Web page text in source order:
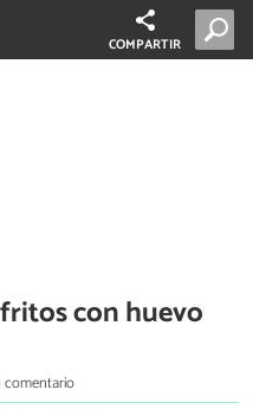
COMPARTIR
con huevo
comentario